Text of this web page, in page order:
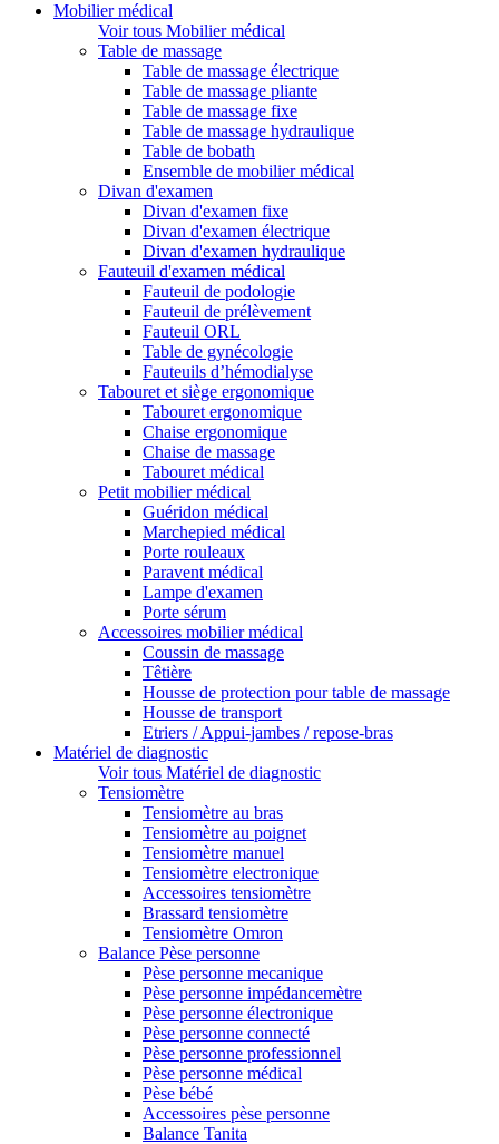
Mobilier médical
Voir tous Mobilier médical
Table de massage
Table de massage électrique
Table de massage pliante
Table de massage fixe
Table de massage hydraulique
Table de bobath
Ensemble de mobilier médical
Divan d'examen
Divan d'examen fixe
Divan d'examen électrique
Divan d'examen hydraulique
Fauteuil d'examen médical
Fauteuil de podologie
Fauteuil de prélèvement
Fauteuil ORL
Table de gynécologie
Fauteuils d’hémodialyse
Tabouret et siège ergonomique
Tabouret ergonomique
Chaise ergonomique
Chaise de massage
Tabouret médical
Petit mobilier médical
Guéridon médical
Marchepied médical
Porte rouleaux
Paravent médical
Lampe d'examen
Porte sérum
Accessoires mobilier médical
Coussin de massage
Têtière
Housse de protection pour table de massage
Housse de transport
Etriers / Appui-jambes / repose-bras
Matériel de diagnostic
Voir tous Matériel de diagnostic
Tensiomètre
Tensiomètre au bras
Tensiomètre au poignet
Tensiomètre manuel
Tensiomètre electronique
Accessoires tensiomètre
Brassard tensiomètre
Tensiomètre Omron
Balance Pèse personne
Pèse personne mecanique
Pèse personne impédancemètre
Pèse personne électronique
Pèse personne connecté
Pèse personne professionnel
Pèse personne médical
Pèse bébé
Accessoires pèse personne
Balance Tanita